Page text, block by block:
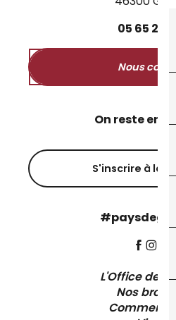
05 65 27
Nous
On reste en
S'inscrire à la
L'Office de
Nos
Comment